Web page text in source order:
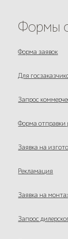
Формы
Форма заявок
Для
Запрос
Форма отправки
Заявка на
Рекламация
Заявка на
Запрос